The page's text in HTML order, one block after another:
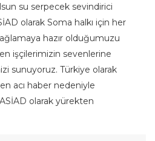
su serpecek sevindirici
olarak Soma halkı için her
hazır olduğumuzu
işçilerimizin sevenlerine
sunuyoruz. Türkiye olarak
acı haber nedeniyle
ASİAD olarak yürekten